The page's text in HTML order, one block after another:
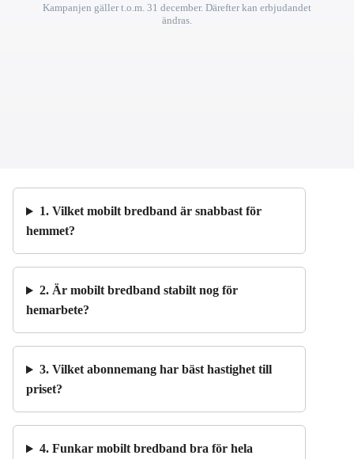
Kampanjen gäller t.o.m. 31 december. Därefter kan erbjudandet
ändras.
1. Vilket mobilt bredband är snabbast för
hemmet?
2. Är mobilt bredband stabilt nog för
hemarbete?
3. Vilket abonnemang har bäst hastighet till
priset?
4. Funkar mobilt bredband bra för hela